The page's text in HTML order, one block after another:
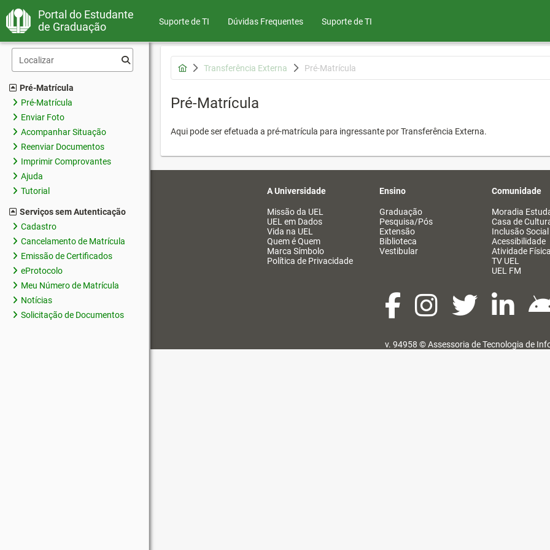
Portal do Estudante
de Graduação
Suporte de TI Dúvidas Frequentes Suporte de TI
Pré-Matrícula
Pré-Matrícula
Enviar Foto
Acompanhar Situação
Reenviar Documentos
Imprimir Comprovantes
Ajuda
Tutorial
Serviços sem Autenticação
Cadastro
Cancelamento de Matrícula
Emissão de Certificados
eProtocolo
Meu Número de Matrícula
Notícias
Solicitação de Documentos
Transferência Externa Pré-Matrícula
Pré-Matrícula
Aqui pode ser efetuada a pré-matrícula para ingressante por Transferência Externa.
A Universidade
Missão da UEL
UEL em Dados
Vida na UEL
Quem é Quem
Marca Símbolo
Política de Privacidade
Ensino
Graduação
Pesquisa/Pós
Extensão
Biblioteca
Vestibular
Comunidade
Moradia
Casa de
Inclusão Social
Acessibilidade
Atividade Física
TV UEL
UEL FM
v. 94958 ©Assessoria de Tecnologia de